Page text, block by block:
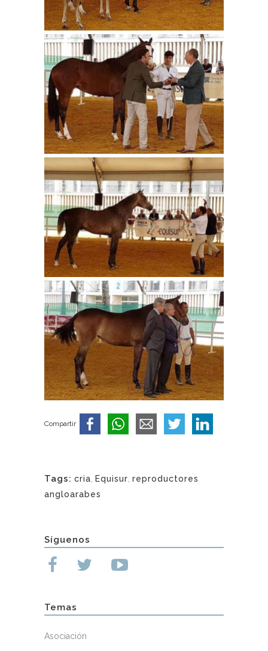
Compartir
Tags: cria Equisur reproductores
angloarabes
Síguenos
Temas
Asociación